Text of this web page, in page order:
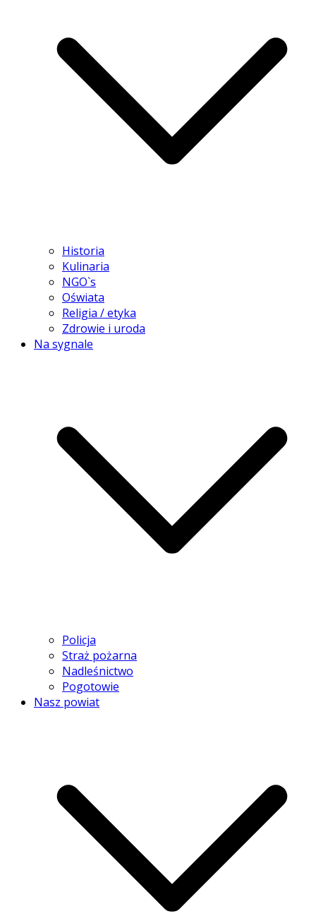
Historia
Kulinaria
NGO`s
Oświata
Religia / etyka
Zdrowie i uroda
Na sygnale
Policja
Straż pożarna
Nadleśnictwo
Pogotowie
Nasz powiat